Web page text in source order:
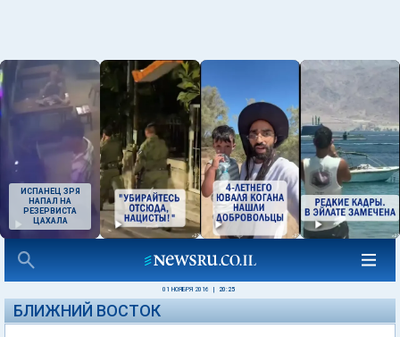
ИСПАНЕЦ ЗРЯ
НАПАЛ НА
РЕЗЕРВИСТА
ЦАХАЛА
01 НОЯБРЯ 2016 20:25
БЛИЖНИЙ ВОСТОК